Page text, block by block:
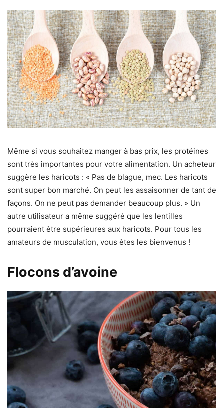
Même si vous souhaitez manger à bas prix, les protéines
sont très importantes pour votre alimentation. Un acheteur
suggère les haricots : « Pas de blague, mec. Les haricots
sont super bon marché. On peut les assaisonner de tant de
façons. On ne peut pas demander beaucoup plus. » Un
autre utilisateur a même suggéré que les lentilles
pourraient être supérieures aux haricots. Pour tous les
amateurs de musculation, vous êtes les bienvenus !
Flocons d’avoine